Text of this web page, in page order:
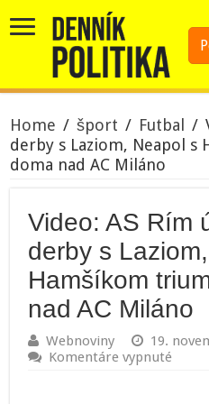
Home / šport / Futbal /
derby s Laziom, Neapol s
doma nad AC Miláno
Video: AS Rím
derby s
Hamšíkom
nad AC Miláno
Webnoviny
19.
Komentáre vypnuté